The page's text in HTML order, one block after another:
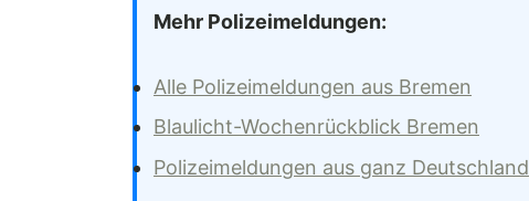
Mehr Polizeimeldungen:
Alle Polizeimeldungen aus Bremen
Blaulicht-Wochenrückblick Bremen
Polizeimeldungen aus ganz Deutschland